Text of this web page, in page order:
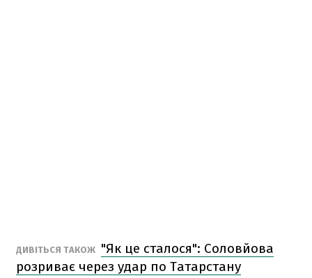
ДИВІТЬСЯ ТАКОЖ "Як це сталося": Соловйова
розриває через удар по Татарстану